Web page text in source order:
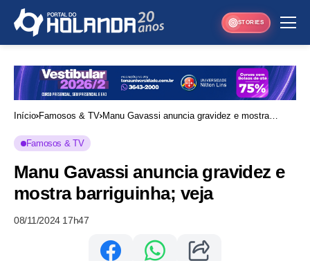
STORIES
Início Famosos & TV Manu Gavassi anuncia gravidez e mostra
Famosos & TV
Manu Gavassi anuncia gravidez e
mostra barriguinha; veja
08/11/2024 17h47